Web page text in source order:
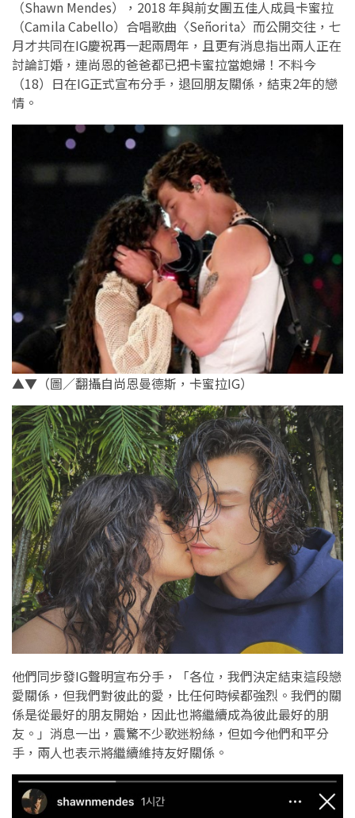
（Shawn Mendes），2018 年與前女團五佳人成員卡蜜拉
（Camila Cabello）合唱歌曲〈Señorita〉而公開交往，七
月才共同在IG慶祝再一起兩周年，且更有消息指出兩人正在
討論訂婚，連尚恩的爸爸都已把卡蜜拉當媳婦！不料今
（18）日在IG正式宣布分手，退回朋友關係，結束2年的戀
情。
▲▼（圖／翻攝自尚恩曼德斯，卡蜜拉IG）
他們同步發IG聲明宣布分手，「各位，我們決定結束這段戀
愛關係，但我們對彼此的愛，比任何時候都強烈。我們的關
係是從最好的朋友開始，因此也將繼續成為彼此最好的朋
友。」消息一出，震驚不少歌迷粉絲，但如今他們和平分
手，兩人也表示將繼續維持友好關係。